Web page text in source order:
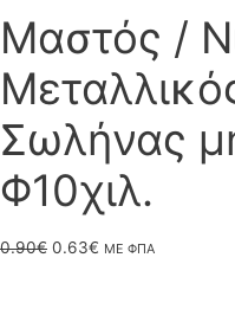
Μαστός /
Σωλήνας
Φ10χιλ.
0.90€ Original
0.63€ ΗΜΕ ΦΠΑ